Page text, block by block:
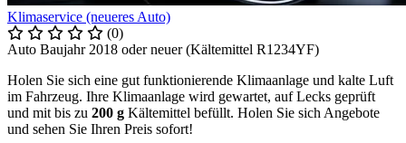
Klimaservice (neueres Auto)
(0)
Auto Baujahr 2018 oder neuer (Kältemittel R1234YF)
Holen Sie sich eine gut funktionierende Klimaanlage und kalte Luft
im Fahrzeug. Ihre Klimaanlage wird gewartet, auf Lecks geprüft
und mit bis zu 200 g Kältemittel befüllt. Holen Sie sich Angebote
und sehen Sie Ihren Preis sofort!